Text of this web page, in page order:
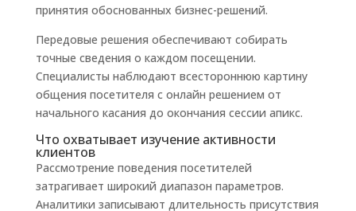
принятия обоснованных бизнес-решений.
Передовые решения обеспечивают собирать
точные сведения о каждом посещении.
Специалисты наблюдают всестороннюю картину
общения посетителя с онлайн решением от
начального касания до окончания сессии апикс.
Что охватывает изучение активности
клиентов
Рассмотрение поведения посетителей
затрагивает широкий диапазон параметров.
Аналитики записывают длительность присутствия